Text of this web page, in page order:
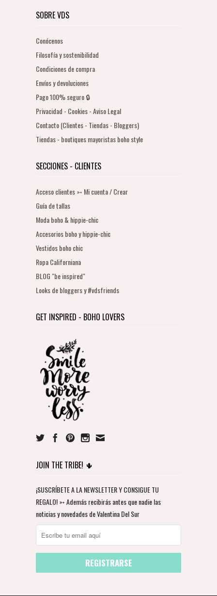
SOBRE VDS
Conócenos
Filosofía y sostenibilidad
Condiciones de compra
Envíos y devoluciones
Pago 100% seguro 🔒
Privacidad - Cookies - Aviso Legal
Contacto (Clientes - Tiendas - Bloggers)
Tiendas - boutiques mayoristas boho style
SECCIONES - CLIENTES
Acceso clientes ➳ Mi cuenta / Crear
Guía de tallas
Moda boho & hippie-chic
Accesorios boho y hippie-chic
Vestidos boho chic
Ropa Californiana
BLOG "be inspired"
Looks de bloggers y #vdsfriends
GET INSPIRED - BOHO LOVERS
JOIN THE TRIBE! 🌵
¡SUSCRÍBETE A LA NEWSLETTER Y CONSIGUE TU
REGALO! ➳ Además recibirás antes que nadie las
noticias y novedades de Valentina Del Sur